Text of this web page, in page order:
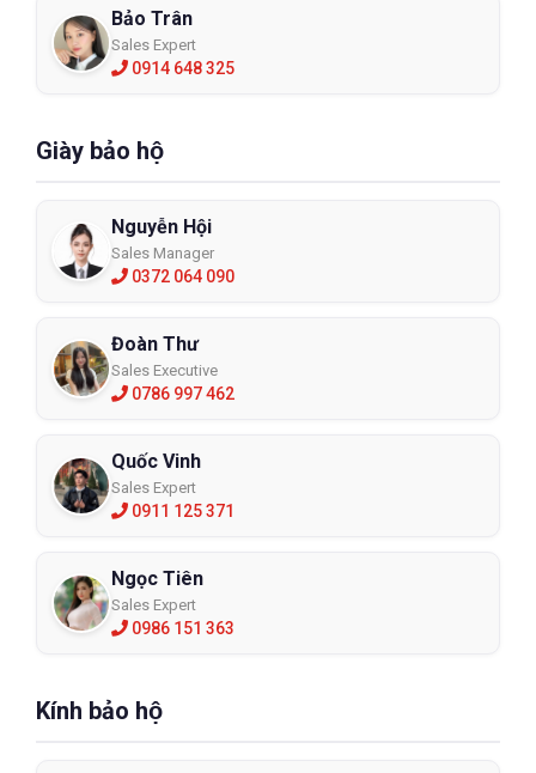
Bảo Trân
Sales Expert
0914 648 325
Giày bảo hộ
Nguyễn Hội
Sales Manager
0372 064 090
Đoàn Thư
Sales Executive
0786 997 462
Quốc Vinh
Sales Expert
0911 125 371
Ngọc Tiên
Sales Expert
0986 151 363
Kính bảo hộ